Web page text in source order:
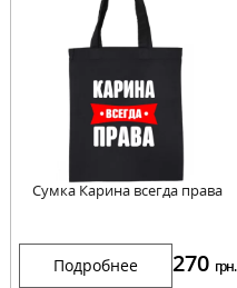
Сумка Карина всегда права
Подробнее 270 грн.